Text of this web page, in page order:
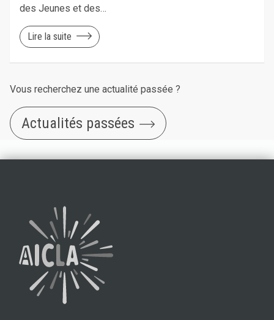
des Jeunes et des…
Lire la suite
Vous recherchez une actualité passée ?
Actualités passées